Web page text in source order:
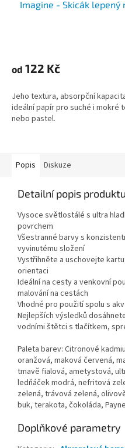
Imagine - Skicák
od 122 Kč
Jeho textura, absorpční
ideální papír pro suché i mokré
nebo pastel.
Popis Diskuze
Detailní popis produktu
Vysoce světlostálé s ultra
povrchem
Všestranné barvy s
vyvinutému složení
Vystřihněte a uschovejte
orientaci
Ideální na cesty a venkovní
malování na cestách
Vhodné pro použití spolu s
Nejlepších výsledků
vodními štětci s tlačítkem,
Paleta barev: Citronové
oranžová, maková červená,
tmavě fialová, ametystová,
ledňáček modrá, nefritová
zelená, trávová zelená,
buk, terakota, čokoláda,
Doplňkové parametry